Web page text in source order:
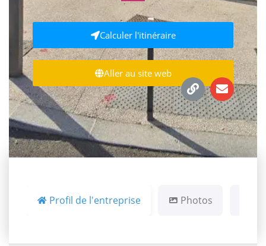
Calculer l'itinéraire
Aller au site web
Profil de l'entreprise Photos